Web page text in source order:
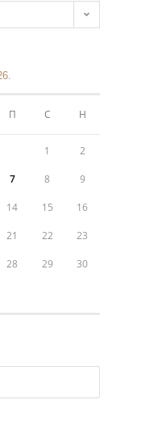
П С Н
1 2
7 8 9
14 15 16
21 22 23
28 29 30